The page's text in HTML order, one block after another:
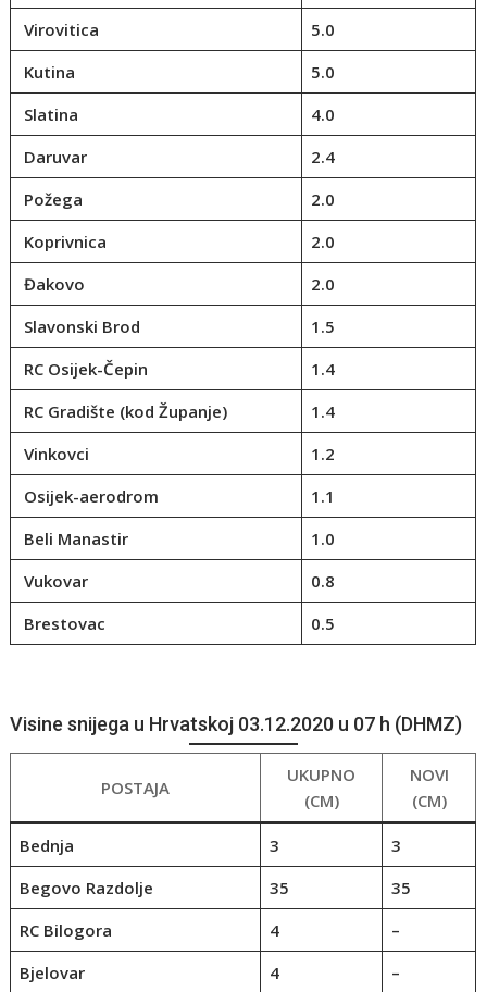
Virovitica
5.0
Kutina
5.0
Slatina
4.0
Daruvar
2.4
Požega
2.0
Koprivnica
2.0
Đakovo
2.0
Slavonski Brod
1.5
RC Osijek-Čepin
1.4
RC Gradište (kod Županje)
1.4
Vinkovci
1.2
Osijek-aerodrom
1.1
Beli Manastir
1.0
Vukovar
0.8
Brestovac
0.5
Visine snijega u Hrvatskoj 03.12.2020 u 07 h (DHMZ)
POSTAJA
UKUPNO
(CM)
NOVI
(CM)
Bednja 3
3
Begovo Razdolje
35
35
RC Bilogora
4
–
Bjelovar
4 –